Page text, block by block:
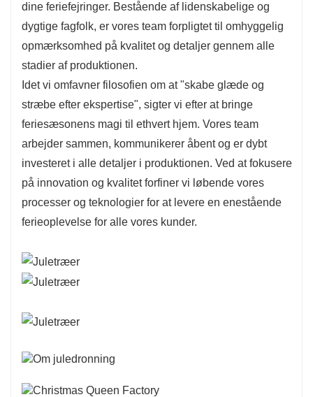
dine feriefejringer. Bestående af lidenskabelige og
dygtige fagfolk, er vores team forpligtet til omhyggelig
opmærksomhed på kvalitet og detaljer gennem alle
stadier af produktionen.
Idet vi omfavner filosofien om at "skabe glæde og
stræbe efter ekspertise", sigter vi efter at bringe
feriesæsonens magi til ethvert hjem. Vores team
arbejder sammen, kommunikerer åbent og er dybt
investeret i alle detaljer i produktionen. Ved at fokusere
på innovation og kvalitet forfiner vi løbende vores
processer og teknologier for at levere en enestående
ferieoplevelse for alle vores kunder.